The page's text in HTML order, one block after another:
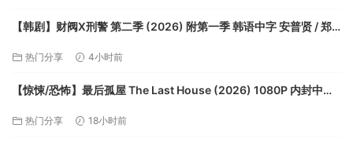
【韩剧】财阀X刑警 第二季 (2026) 附第一季 韩语中字 安普贤 / 郑
热门分享 4小时前
【惊悚/恐怖】最后孤屋 The Last House (2026) 1080P 内封中字
热门分享 18小时前